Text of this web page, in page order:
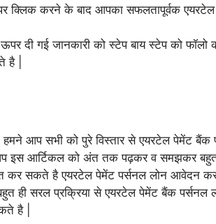
क्लिक करने के बाद आपका सफलतापूर्वक
ऊपर दी गई जानकारी को स्टेप बाय स्टेप को
है |
आप सभी को पुरे विस्तार से एयरटेल पेमेंट बैंक
इस आर्टिकल को अंत तक पढ़कर व समझकर
कर सकते है एयरटेल पेमेंट पर्सनल लोन आवेदन
ही सरल प्रक्रिया से एयरटेल पेमेंट बैंक
है |